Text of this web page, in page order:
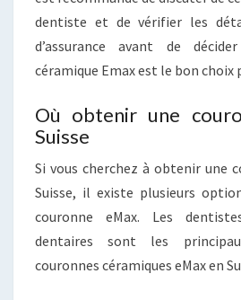
dentiste et de vérifier les
d’assurance avant de
céramique Emax est le bon choix
Où obtenir une
Suisse
Si vous cherchez à obtenir une
Suisse, il existe plusieurs
couronne eMax. Les
dentaires sont les
couronnes céramiques eMax en